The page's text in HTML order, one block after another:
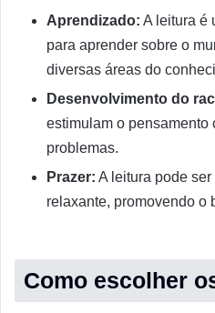
Aprendizado: A leitura é
para aprender sobre o
diversas áreas do
Desenvolvimento do
estimulam o pensamento
problemas.
Prazer: A leitura pode
relaxante, promovendo o
Como escolher